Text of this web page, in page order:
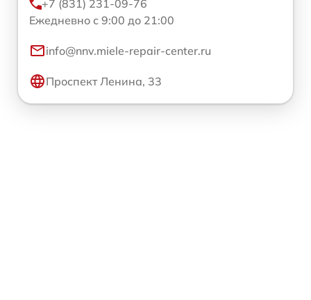
+7 (831) 231-09-76
Ежедневно с 9:00 до 21:00
info@nnv.miele-repair-center.ru
Проспект Ленина, 33